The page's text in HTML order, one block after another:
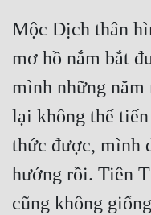
Kinh Dị
Kỳ Huyễn
Kỳ Ảo
Linh Dị
Làm Giàu
Mộc Dịch thân
mơ hồ nắm bắt
mình những
lại không thể
thức được, mình
hướng rồi. Tiên
cũng không